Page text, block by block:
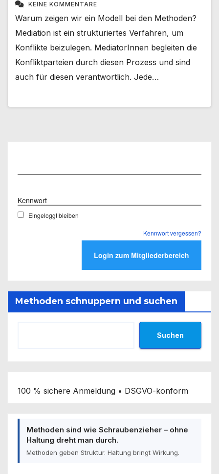
KEINE KOMMENTARE
Warum zeigen wir ein Modell bei den Methoden?
Mediation ist ein strukturiertes Verfahren, um
Konflikte beizulegen. MediatorInnen begleiten die
Konfliktparteien durch diesen Prozess und sind
auch für diesen verantwortlich. Jede…
Kennwort
Eingeloggt bleiben
Kennwort vergessen?
Methoden schnuppern und suchen
Suchen
100 % sichere Anmeldung • DSGVO-konform
Methoden sind wie Schraubenzieher – ohne
Haltung dreht man durch.
Methoden geben Struktur. Haltung bringt Wirkung.